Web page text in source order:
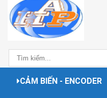
CẢM BIẾN - ENCODER